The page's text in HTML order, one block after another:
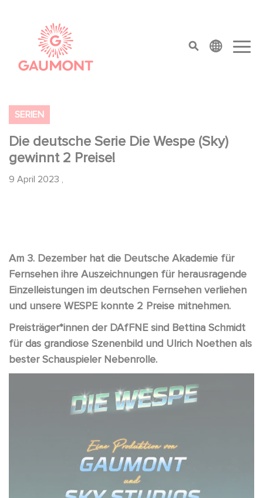
top menu
SERIEN
Die deutsche Serie Die Wespe (Sky)
gewinnt 2 Preise!
9 April 2023 ,
Am 3. Dezember hat die Deutsche Akademie für
Fernsehen ihre Auszeichnungen für herausragende
Einzelleistungen im deutschen Fernsehen verliehen
und unsere WESPE konnte 2 Preise mitnehmen.
Preisträger*innen der DAfFNE sind Bettina Schmidt
für das grandiose Szenenbild und Ulrich Noethen als
bester Schauspieler Nebenrolle.